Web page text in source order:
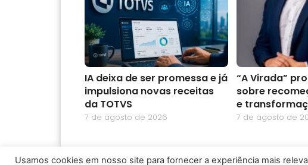
IA deixa de ser promessa e já
impulsiona novas receitas
da TOTVS
7 de agosto de 2026
“A Virada”
sobre
e
7 de agosto de
Usamos cookies em nosso site para fornecer a experiência mais